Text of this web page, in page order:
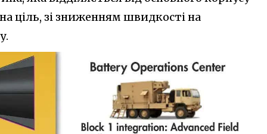
ціль, зі зниженням швидкості на